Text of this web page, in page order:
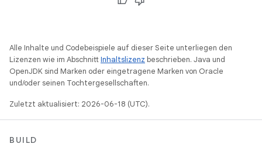
Alle Inhalte und Codebeispiele auf dieser Seite unterliegen den
Lizenzen wie im AbschnittInhaltslizenz beschrieben. Java und
OpenJDK sind Marken oder eingetragene Marken von Oracle
und/oder seinen Tochtergesellschaften.
Zuletzt aktualisiert: 2026-06-18 (UTC).
BUILD